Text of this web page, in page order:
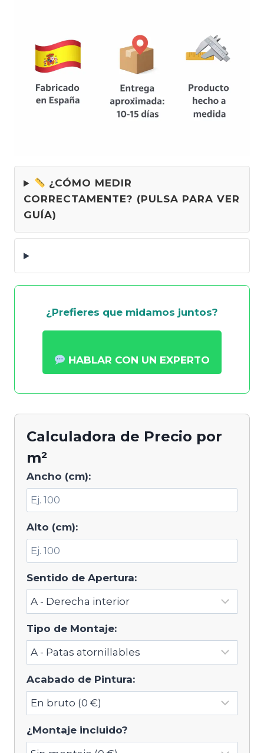
¿CÓMO MEDIR
CORRECTAMENTE? (PULSA PARA VER
GUÍA)
¿Prefieres que midamos juntos?
HABLAR CON UN EXPERTO
Calculadora de Precio por
m²
Ancho (cm):
Alto (cm):
Sentido de Apertura:
Tipo de Montaje:
Acabado de Pintura:
¿Montaje incluido?